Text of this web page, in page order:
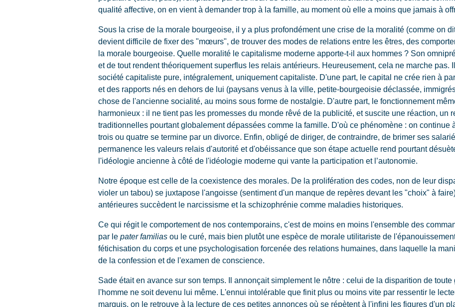
qualité affective, on en vient à demander trop à la famille, au moment où elle a moins que jamais à
Sous la crise de la morale bourgeoise, il y a plus profondément une crise de la moralité (comme on
devient difficile de fixer des "mœurs", de trouver des modes de relations entre les êtres, des
la morale bourgeoise. Quelle moralité le capitalisme moderne apporte-t-il aux hommes ? Son
et de tout rendent théoriquement superflus les relais antérieurs. Heureusement, cela ne marche pas.
société capitaliste pure, intégralement, uniquement capitaliste. D'une part, le capital ne crée rien à
et des rapports nés en dehors de lui (paysans venus à la ville, petite-bourgeoisie déclassée,
chose de l'ancienne socialité, au moins sous forme de nostalgie. D'autre part, le fonctionnement
harmonieux : il ne tient pas les promesses du monde rêvé de la publicité, et suscite une réaction, un
traditionnelles pourtant globalement dépassées comme la famille. D'où ce phénomène : on continue
trois ou quatre se termine par un divorce. Enfin, obligé de diriger, de contraindre, de brimer ses
permanence les valeurs relais d'autorité et d'obéissance que son étape actuelle rend pourtant
l'idéologie ancienne à côté de l'idéologie moderne qui vante la participation et l’autonomie.
Notre époque est celle de la coexistence des morales. De la prolifération des codes, non de leur
violer un tabou) se juxtapose l'angoisse (sentiment d'un manque de repères devant les "choix" à
antérieures succèdent le narcissisme et la schizophrénie comme maladies historiques.
Ce qui régit le comportement de nos contemporains, c'est de moins en moins l'ensemble des
par le pater familias ou le curé, mais bien plutôt une espèce de morale utilitariste de
fétichisation du corps et une psychologisation forcenée des relations humaines, dans laquelle la
de la confession et de l'examen de conscience.
Sade était en avance sur son temps. Il annonçait simplement le nôtre : celui de la disparition de
l'homme ne soit devenu lui même. L'ennui intolérable que finit plus ou moins vite par ressentir le
marquis, on le retrouve à la lecture de ces petites annonces où se répètent à l'infini les figures d'un